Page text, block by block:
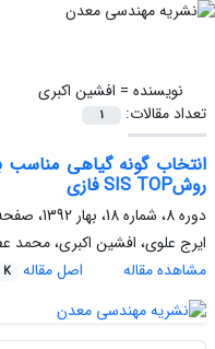
نویسنده = افشین اکبری
تعداد مقالات:
1
انتخاب گونه گیاهی
روشSIS TOP فازی
دوره 8، شماره 18، بهار 1392، صفحه
ایرج علوی، افشین اکبری، محمد
مشاهده مقاله
اصل مقاله K